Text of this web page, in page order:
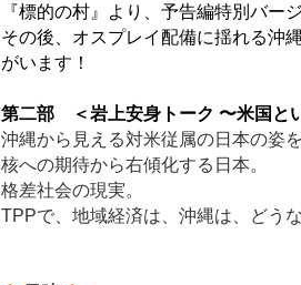
『標的の村』より、予告編特別バー
その後、オスプレイ配備に揺れる沖
がいます！
第二部 ＜岩上安身トーク 〜米国と
沖縄から見える対米従属の日本の姿
核への期待から右傾化する日本。
格差社会の現実。
TPPで、地域経済は、沖縄は、どう